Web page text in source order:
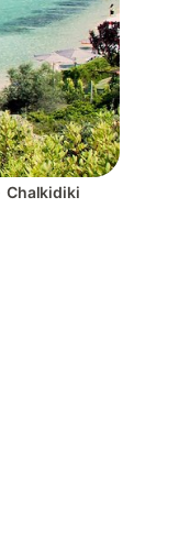
Chalkidiki